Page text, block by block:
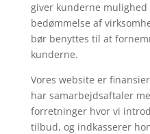
giver kunderne
bedømmelse af
bør benyttes til at
kunderne.
Vores website er
har samarbejdsaftaler
forretninger hvor vi
tilbud, og indkasserer